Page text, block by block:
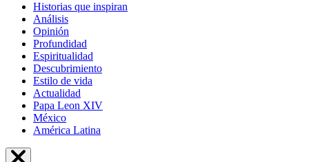
Historias que inspiran
Análisis
Opinión
Profundidad
Espiritualidad
Descubrimiento
Estilo de vida
Actualidad
Papa Leon XIV
México
América Latina